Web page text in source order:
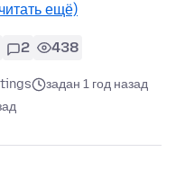
ещё)
2 438
задан 1 год назад